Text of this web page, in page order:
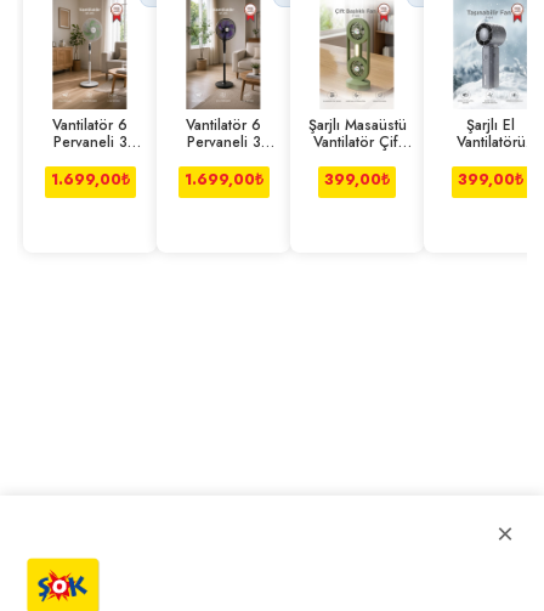
Vantilatör 6
Pervaneli 3
Kumandalı Dijita
1.699,00₺
Vantilatör 6
Pervaneli 3
Kumandalı Dijita
1.699,00₺
Şarjlı Masaüstü
Vantilatör Çift
Mah
399,00₺
Şarjlı El
Vantilatörü
Taşınabilir
399,00₺
×